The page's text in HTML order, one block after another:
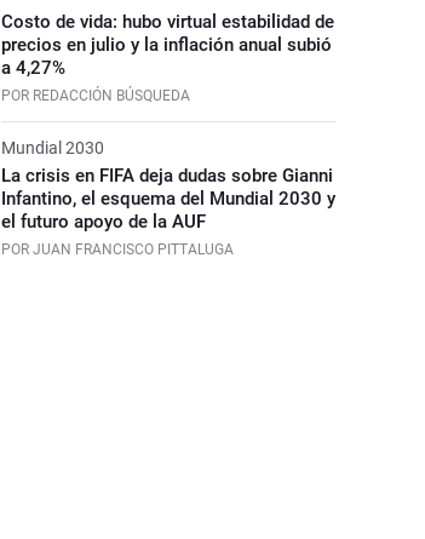
Costo de vida: hubo virtual estabilidad de
precios en julio y la inflación anual subió
a 4,27%
POR REDACCIÓN BÚSQUEDA
Mundial 2030
La crisis en FIFA deja dudas sobre Gianni
Infantino, el esquema del Mundial 2030 y
el futuro apoyo de la AUF
POR JUAN FRANCISCO PITTALUGA